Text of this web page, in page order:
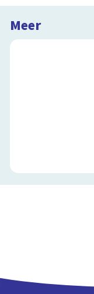
Meer